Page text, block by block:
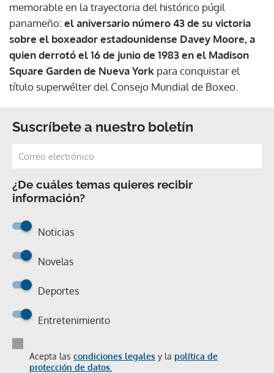
memorable en la trayectoria del histórico púgil
panameño: el aniversario número 43 de su victoria
sobre el boxeador estadounidense Davey Moore, a
quien derrotó el 16 de junio de 1983 en el Madison
Square Garden de Nueva York para conquistar el
título superwélter del Consejo Mundial de Boxeo.
Suscríbete a nuestro boletín
¿De cuáles temas quieres recibir
información?
Noticias
Novelas
Deportes
Entretenimiento
Acepta las condiciones legales y la política de
protección de datos.